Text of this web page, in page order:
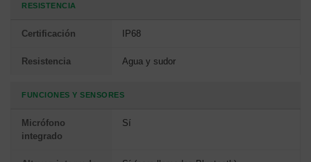
RESISTENCIA
Certificación IP68
Resistencia Agua y sudor
FUNCIONES Y SENSORES
Micrófono
integrado
Sí